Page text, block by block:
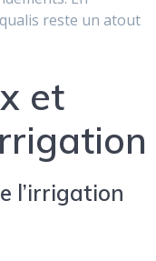
reste un atout
et
l’irrigation